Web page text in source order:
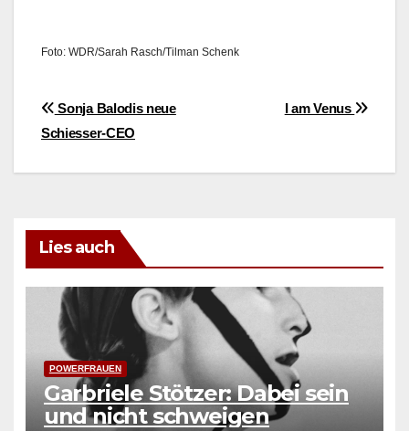
Foto: WDR/Sarah Rasch/Tilman Schenk
BeitragsnavigationI am Venus
Sonja Balodis neue
Schiesser-CEO
Lies auch
POWERFRAUEN
Garbriele Stötzer: Dabei sein
und nicht schweigen